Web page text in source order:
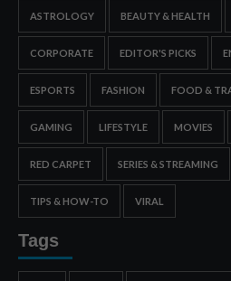
ASTROLOGY BEAUTY & HEALTH
CORPORATE EDITOR'S PICKS
ESPORTS FASHION FOOD &
GAMING LIFESTYLE MOVIES
RED CARPET SERIES & STREAMING
TIPS & HOW-TO VIRAL
Tags